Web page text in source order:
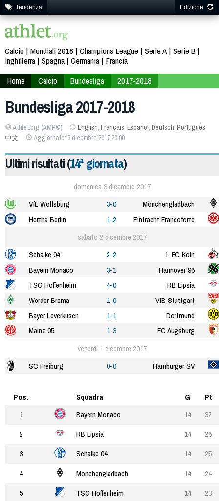
Tendenza Edizione
Calcio Mondiali 2018 Champions League Serie A Serie B
Inghilterra Spagna Germania
Francia
Home
Calcio Bundesliga 2017-2018
Bundesliga 2017-2018
Athlet.org (AMP©) English, Français, Español, Deutsch, Português,
中文
Aggiornato: 3 dicembre 2017 20:00
Ultimi risultati (14ª giornata)
domenica 3 dicembre 2017
VfL Wolfsburg
3-0
Mönchengladbach
Hertha Berlin
1-2
Eintracht Francoforte
sabato 2 dicembre 2017
Schalke 04
2-2
1. FC Köln
Bayern Monaco
3-1
Hannover 96
TSG Hoffenheim
4-0
RB Lipsia
Werder Brema
1-0
VfB Stuttgart
Bayer Leverkusen
1-1
Dortmund
Mainz 05
1-3
FC Augsburg
venerdì 1 dicembre 2017
SC Freiburg
0-0 Hamburger SV
Pos. Squadra G
Pt
1
Bayern Monaco 14
32
2
RB Lipsia 14
26
3
Schalke 04 14
25
4
Mönchengladbach 14
24
5
TSG Hoffenheim 14
23